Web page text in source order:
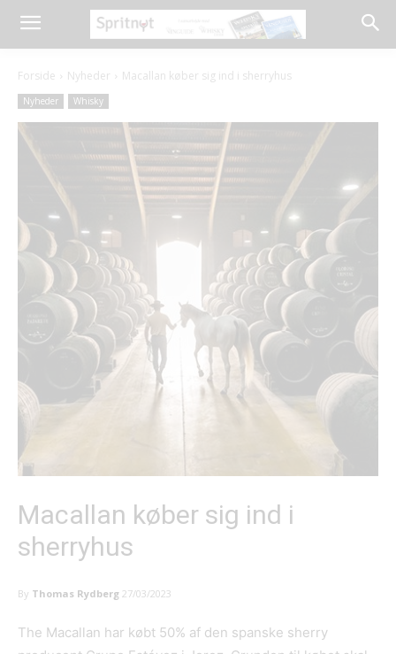
Forside Nyheder Macallan køber sig ind i sherryhus
Nyheder Whisky
Macallan køber sig ind i
sherryhus
By Thomas Rydberg 27/03/2023
The Macallan har købt 50% af den spanske sherry